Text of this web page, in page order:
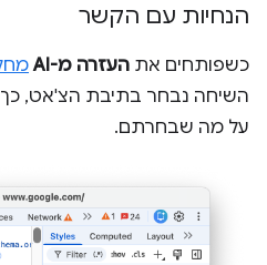
הנחיות עם הקשר
כשפותחים את העזרה מ-AI
השיחה נבחר בתיבת הצ'אט,
על מה שבחרתם.